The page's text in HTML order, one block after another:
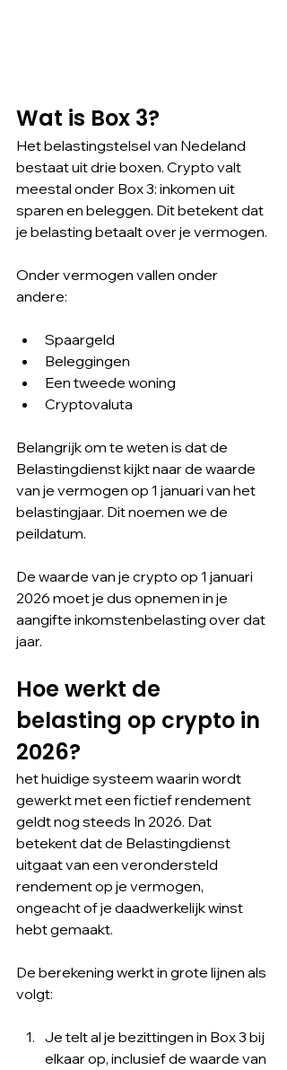
Wat is Box 3?
Het belastingstelsel van Nedeland
bestaat uit drie boxen. Crypto valt
meestal onder Box 3: inkomen uit
sparen en beleggen. Dit betekent dat
je belasting betaalt over je vermogen.
Onder vermogen vallen onder
andere:
Spaargeld
Beleggingen
Een tweede woning
Cryptovaluta
Belangrijk om te weten is dat de
Belastingdienst kijkt naar de waarde
van je vermogen op 1 januari van het
belastingjaar. Dit noemen we de
peildatum.
De waarde van je crypto op 1 januari
2026 moet je dus opnemen in je
aangifte inkomstenbelasting over dat
jaar.
Hoe werkt de
belasting op crypto in
2026?
het huidige systeem waarin wordt
gewerkt met een fictief rendement
geldt nog steeds In 2026. Dat
betekent dat de Belastingdienst
uitgaat van een verondersteld
rendement op je vermogen,
ongeacht of je daadwerkelijk winst
hebt gemaakt.
De berekening werkt in grote lijnen als
volgt:
Je telt al je bezittingen in Box 3 bij
elkaar op, inclusief de waarde van